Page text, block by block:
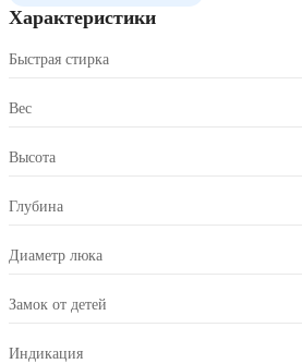
Характеристики
Быстрая стирка
Вес
Высота
Глубина
Диаметр люка
Замок от детей
Индикация